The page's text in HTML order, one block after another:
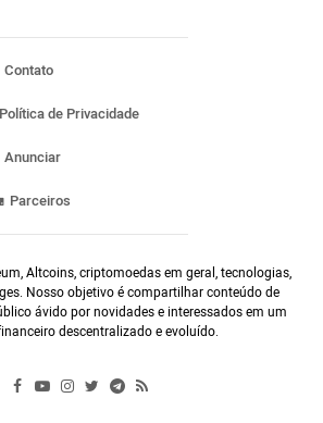
Contato
Política de Privacidade
Anunciar
Parceiros
Altcoins, criptomoedas em geral, tecnologias,
Nosso objetivo é compartilhar conteúdo de
ávido por novidades e interessados em um
descentralizado e evoluído.